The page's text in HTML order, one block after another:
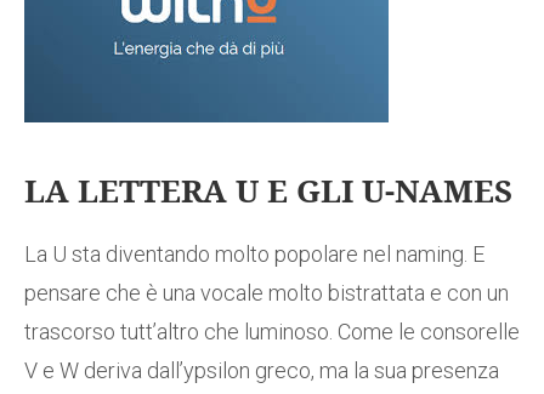
LA LETTERA U E GLI U-NAMES
La U sta diventando molto popolare nel naming. E
pensare che è una vocale molto bistrattata e con un
trascorso tutt’altro che luminoso. Come le consorelle
V e W deriva dall’ypsilon greco, ma la sua presenza